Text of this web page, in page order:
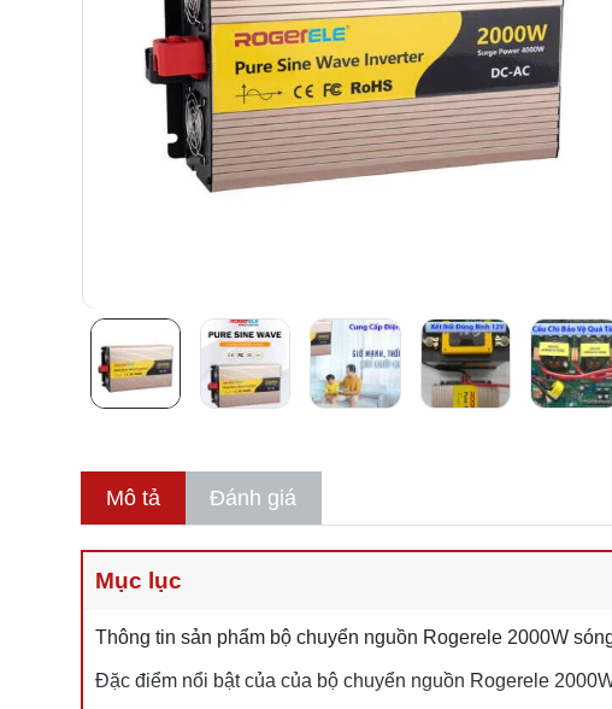
Mô tả Đánh giá
Mục lục
Thông tin sản phẩm bộ chuyển nguồn Rogerele 2000W
Đặc điểm nổi bật của của bộ chuyển nguồn Rogerele